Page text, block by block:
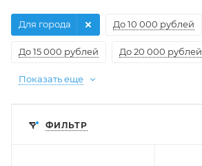
До 10 000 рублей
До 15 000 рублей До 20 000 рублей
Для города
Показать еще
ФИЛЬТР